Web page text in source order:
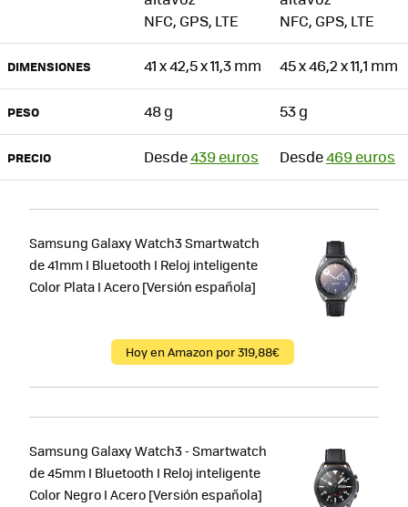
NFC, GPS, LTE
NFC, GPS, LTE
DIMENSIONES 41 x 42,5 x 11,3 mm 45 x 46,2 x 11,1 mm
PESO 48 g 53 g
PRECIO Desde439 euros Desde469 euros
Samsung Galaxy Watch3 Smartwatch
de 41mm I Bluetooth I Reloj inteligente
Color Plata I Acero [Versión española]
Hoy en Amazon por 319,88€
Samsung Galaxy Watch3 - Smartwatch
de 45mm I Bluetooth I Reloj inteligente
Color Negro I Acero [Versión española]